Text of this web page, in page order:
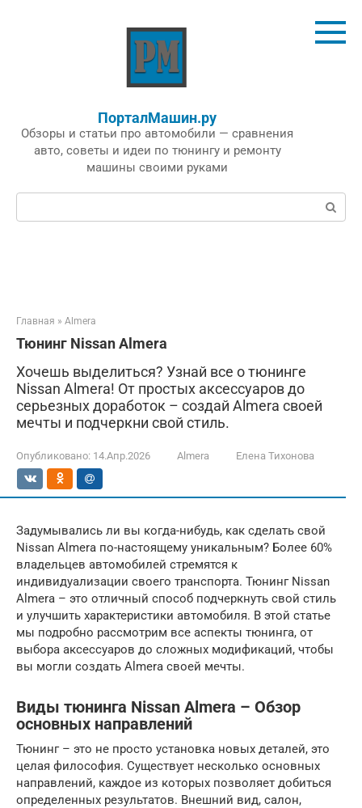
ПорталМашин.ру
Обзоры и статьи про автомобили — сравнения
авто, советы и идеи по тюнингу и ремонту
машины своими руками
Поиск:
Главная » Almera
Тюнинг Nissan Almera
Хочешь выделиться? Узнай все о тюнинге
Nissan Almera! От простых аксессуаров до
серьезных доработок – создай Almera своей
мечты и подчеркни свой стиль.
Опубликовано: 14.Апр.2026 Almera Елена Тихонова
Задумывались ли вы когда-нибудь, как сделать свой
Nissan Almera по-настоящему уникальным? Более 60%
владельцев автомобилей стремятся к
индивидуализации своего транспорта. Тюнинг Nissan
Almera – это отличный способ подчеркнуть свой стиль
и улучшить характеристики автомобиля. В этой статье
мы подробно рассмотрим все аспекты тюнинга, от
выбора аксессуаров до сложных модификаций, чтобы
вы могли создать Almera своей мечты.
Виды тюнинга Nissan Almera – Обзор
основных направлений
Тюнинг – это не просто установка новых деталей, это
целая философия. Существует несколько основных
направлений, каждое из которых позволяет добиться
определенных результатов. Внешний вид, салон,